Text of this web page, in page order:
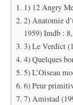
1) 12 Angry
2) Anatomie
1959) Imdb :
3) Le Verdict
4) Quelques
5) L’Oiseau
6) Peur
7) Amistad